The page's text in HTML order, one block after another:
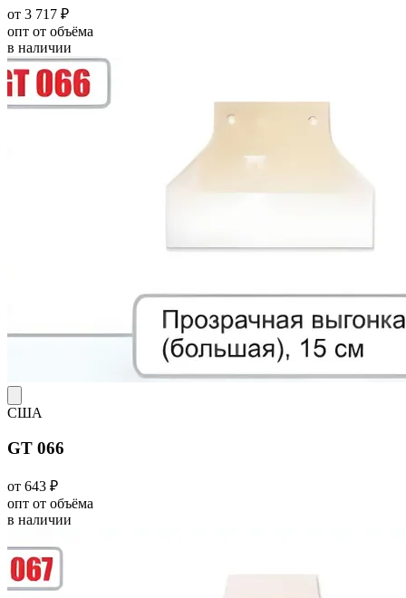
от 3 717 ₽
опт от объёма
в наличии
США
GT 066
от 643 ₽
опт от объёма
в наличии